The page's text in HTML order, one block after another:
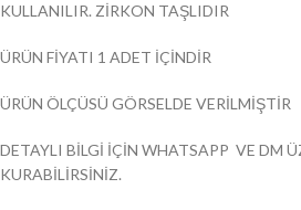
KULLANILIR. ZİRKON TAŞLIDIR
ÜRÜN FİYATI 1 ADET İÇİNDİR
ÜRÜN ÖLÇÜSÜ GÖRSELDE VERİLMİŞTİR
DETAYLI BİLGİ İÇİN WHATSAPP VE DM
KURABİLİRSİNİZ.